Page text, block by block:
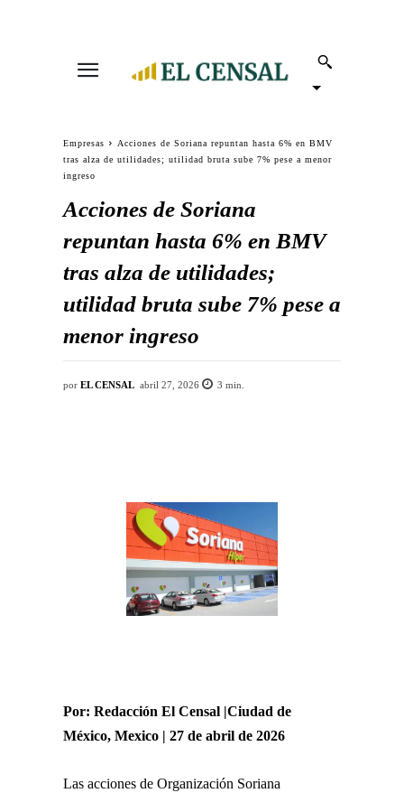
Empresas
Acciones de Soriana repuntan hasta 6% en BMV
tras alza de utilidades; utilidad bruta sube 7% pese a menor
ingreso
Acciones de Soriana
repuntan hasta 6% en BMV
tras alza de utilidades;
utilidad bruta sube 7% pese a
menor ingreso
por EL CENSAL abril 27, 2026 3 min.
Por: Redacción El Censal |Ciudad de
México, Mexico | 27 de abril de 2026
Las acciones de Organización Soriana